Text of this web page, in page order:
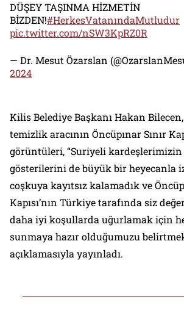
DÜŞEY TAŞINMA HİZMETİN
BİZDEN!#HerkesVatanındaMutludur
pic.twitter.com/nSW3KpRZ0R
— Dr. Mesut Özarslan
2024
Kilis Belediye Başkanı Hakan
temizlik aracının Öncüpınar Sınır
görüntüleri, “Suriyeli
gösterilerini de büyük bir heyecanla
coşkuya kayıtsız kalamadık ve
Kapısı’nın Türkiye tarafında siz
daha iyi koşullarda uğurlamak için
sunmaya hazır olduğumuzu
açıklamasıyla yayınladı.